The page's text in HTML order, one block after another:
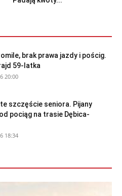
brak prawa jazdy i pościg.
59-latka
20:00
szczęście seniora. Pijany
pociąg na trasie Dębica-
18:34